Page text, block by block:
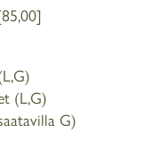
(L,G)
G)